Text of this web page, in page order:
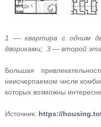
1 — квартира с одним
двориками; 3 — второй
Большая
неисчерпаемом числе
которых возможны
Источник: https://